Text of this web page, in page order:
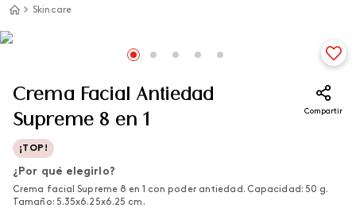
Skincare
Crema Facial Antiedad
Supreme 8 en 1
Compartir
¡TOP!
¿Por qué elegirlo?
Crema facial Supreme 8 en 1 con poder antiedad. Capacidad: 50 g.
Tamaño: 5.35x6.25x6.25 cm.